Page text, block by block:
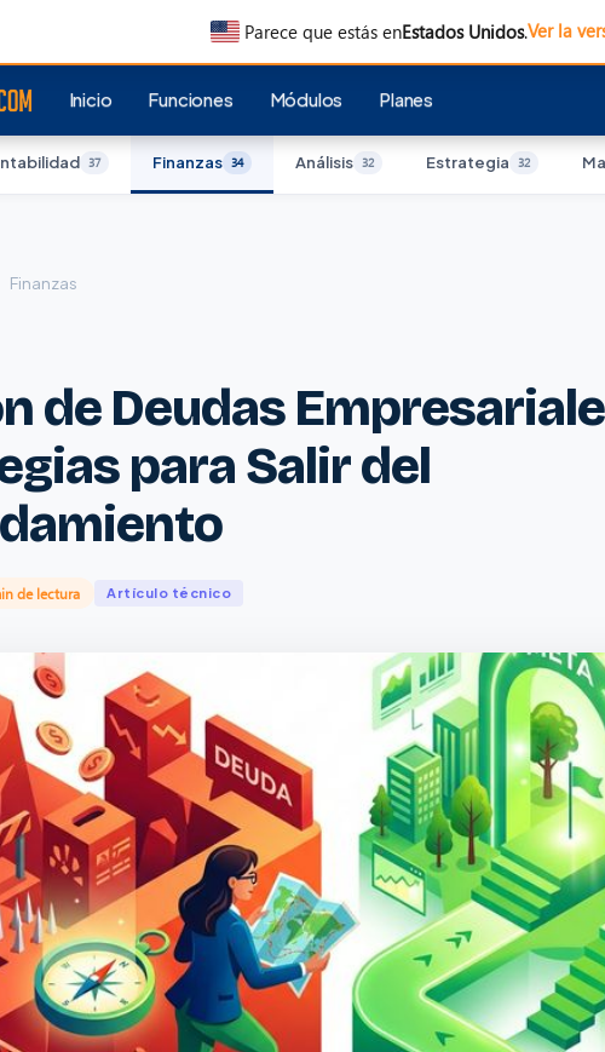
Parece que estás enEstados Unidos.Ver la
Inicio Funciones Módulos Planes
37 Finanzas 34 Análisis 32 Estrategia 32
Finanzas
de Deudas
para Salir del
de lectura Artículo técnico